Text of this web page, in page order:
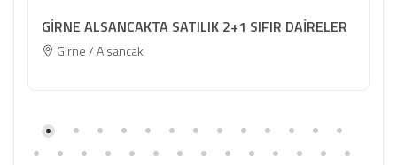
GİRNE ALSANCAKTA SATILIK 2+1 SIFIR DAİRELER
Girne / Alsancak